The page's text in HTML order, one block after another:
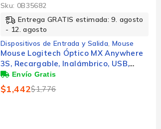
Sku: 0B35682
Entrega GRATIS estimada: 9. agosto
- 12. agosto
Dispositivos de Entrada y Salida Mouse
Mouse Logitech Óptico MX Anywhere
3S, Recargable, Inalámbrico, USB,
8000PDI, Rosa
$1,776
$1,442